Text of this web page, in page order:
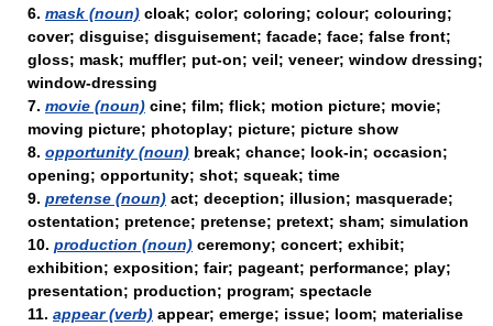
6. mask (noun) cloak; color; coloring; colour; colouring;
cover; disguise; disguisement; facade; face; false front;
gloss; mask; muffler; put-on; veil; veneer; window dressing;
window-dressing
7. movie (noun) cine; film; flick; motion picture; movie;
moving picture; photoplay; picture; picture show
8. opportunity (noun) break; chance; look-in; occasion;
opening; opportunity; shot; squeak; time
9. pretense (noun) act; deception; illusion; masquerade;
ostentation; pretence; pretense; pretext; sham; simulation
10. production (noun) ceremony; concert; exhibit;
exhibition; exposition; fair; pageant; performance; play;
presentation; production; program; spectacle
11. appear (verb) appear; emerge; issue; loom; materialise